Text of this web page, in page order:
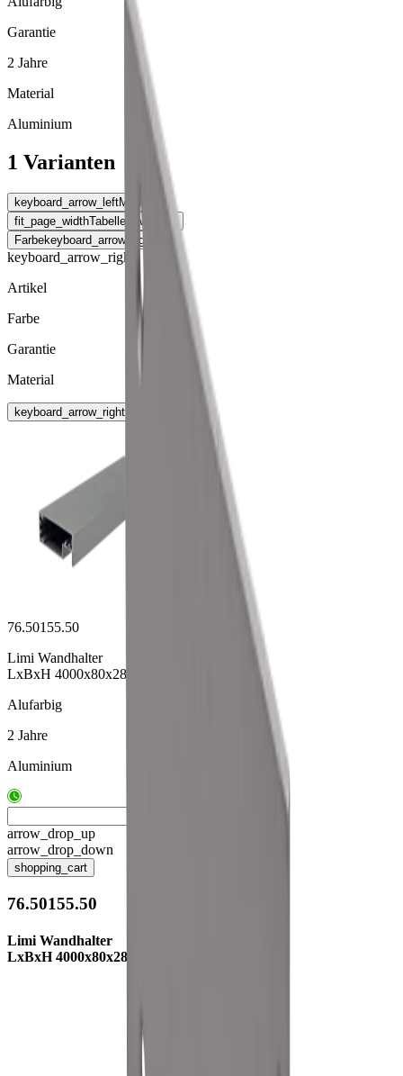
Garantie
2 Jahre
Material
Aluminium
1 Varianten
keyboard_arrow_leftMaterial
fit_page_widthTabelle erweitern
Farbekeyboard_arrow_right
keyboard_arrow_right
Artikel
Farbe
Garantie
Material
keyboard_arrow_right
76.50155.50
Limi Wandhalter
LxBxH 4000x80x28mm
Alufarbig
2 Jahre
Aluminium
arrow_drop_up
arrow_drop_down
shopping_cart
76.50155.50
Limi Wandhalter
LxBxH 4000x80x28mm